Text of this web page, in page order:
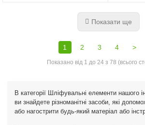
Показати ще
1 2 3 4 >
Показано від 1 до 24 з 78 (всього
В категорії Шліфувальні елементи нашого
ви знайдете різноманітні засоби, які
або нагострити будь-який матеріал або